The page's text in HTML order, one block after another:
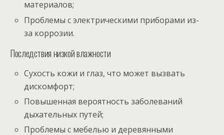
материалов;
Проблемы с электрическими приборами из-
за коррозии.
Последствия низкой влажности
Сухость кожи и глаз, что может вызвать
дискомфорт;
Повышенная вероятность заболеваний
дыхательных путей;
Проблемы с мебелью и деревянными